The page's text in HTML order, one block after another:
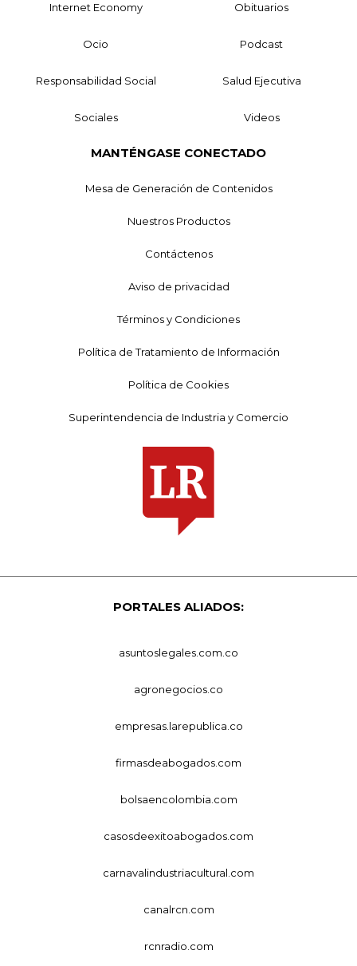
Internet Economy Obituarios
Ocio Podcast
Responsabilidad Social Salud Ejecutiva
Sociales Videos
MANTÉNGASE CONECTADO
Mesa de Generación de Contenidos
Nuestros Productos
Contáctenos
Aviso de privacidad
Términos y Condiciones
Política de Tratamiento de Información
Política de Cookies
Superintendencia de Industria y Comercio
PORTALES ALIADOS:
asuntoslegales.com.co
agronegocios.co
empresas.larepublica.co
firmasdeabogados.com
bolsaencolombia.com
casosdeexitoabogados.com
carnavalindustriacultural.com
canalrcn.com
rcnradio.com